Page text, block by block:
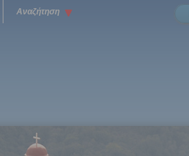
Αναζήτηση